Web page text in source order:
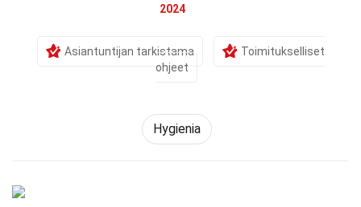
2024
Asiantuntijan tarkistama
Toimitukselliset
ohjeet
Hygienia